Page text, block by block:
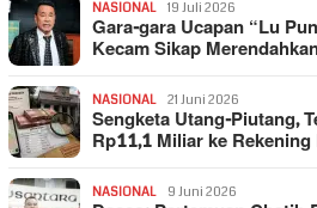
NASIONAL 19 Juli 2026
Gara-gara Ucapan “Lu
Kecam Sikap
NASIONAL 21 Juni 2026
Sengketa Utang-Piutang,
Rp11,1 Miliar ke
NASIONAL 9 Juni 2026